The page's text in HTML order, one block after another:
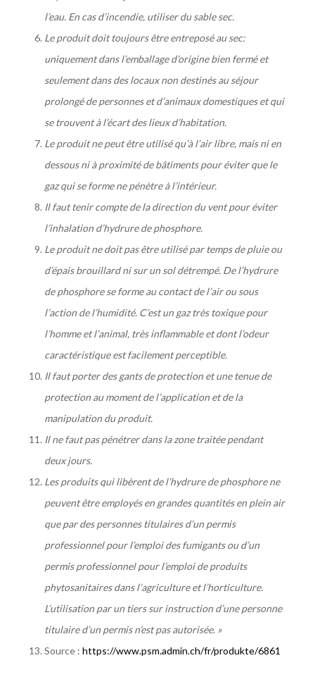
l’eau. En cas d’incendie, utiliser du sable sec.
Le produit doit toujours être entreposé au sec:
uniquement dans l’emballage d’origine bien fermé et
seulement dans des locaux non destinés au séjour
prolongé de personnes et d’animaux domestiques et qui
se trouvent à l’écart des lieux d’habitation.
Le produit ne peut être utilisé qu’à l’air libre, mais ni en
dessous ni à proximité de bâtiments pour éviter que le
gaz qui se forme ne pénètre à l’intérieur.
Il faut tenir compte de la direction du vent pour éviter
l’inhalation d’hydrure de phosphore.
Le produit ne doit pas être utilisé par temps de pluie ou
d’épais brouillard ni sur un sol détrempé. De l’hydrure
de phosphore se forme au contact de l’air ou sous
l’action de l’humidité. C’est un gaz très toxique pour
l’homme et l’animal, très inflammable et dont l’odeur
caractéristique est facilement perceptible.
Il faut porter des gants de protection et une tenue de
protection au moment de l’application et de la
manipulation du produit.
Il ne faut pas pénétrer dans la zone traitée pendant
deux jours.
Les produits qui libèrent de l’hydrure de phosphore ne
peuvent être employés en grandes quantités en plein air
que par des personnes titulaires d’un permis
professionnel pour l’emploi des fumigants ou d’un
permis professionnel pour l’emploi de produits
phytosanitaires dans l’agriculture et l’horticulture.
L’utilisation par un tiers sur instruction d’une personne
titulaire d’un permis n’est pas autorisée. »
Source : https://www.psm.admin.ch/fr/produkte/6861